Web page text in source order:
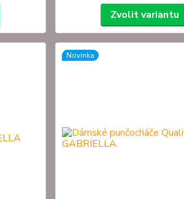
Zvolit variantu
Novinka